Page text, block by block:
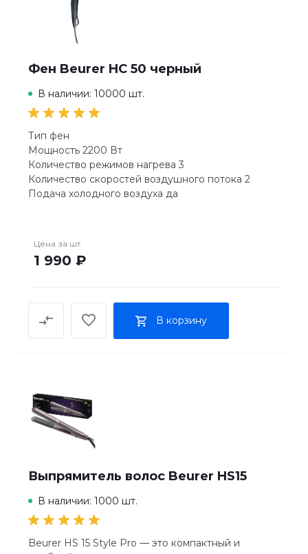
Фен Beurer HC 50 черный
В наличии: 10000 шт.
Тип фен
Мощность 2200 Вт
Количество режимов нагрева 3
Количество скоростей воздушного потока 2
Подача холодного воздуха да
Складная ручка нет
Насадка-диффузор в комплекте да
Футляр в комплекте нет
Цена за шт
1 990 ₽
В корзину
Выпрямитель волос Beurer HS15
В наличии: 1000 шт.
Beurer HS 15 Style Pro — это компактный и